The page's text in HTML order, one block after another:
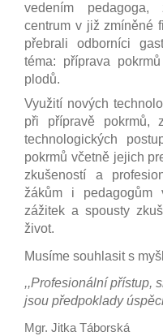
Úvod
Aktuálně
Škola
Studium
Projekty
vedením pedagoga,
centrum v již zmíněné
přebrali odborníci
téma: příprava
plodů.
Využití nových
při přípravě pokrmů,
technologických
pokrmů včetně jejich
zkušeností a
žákům i pedagogům
zážitek a spousty
život.
Musíme souhlasit s
,,Profesionální přístup,
jsou předpoklady
Mgr. Jitka Táborská